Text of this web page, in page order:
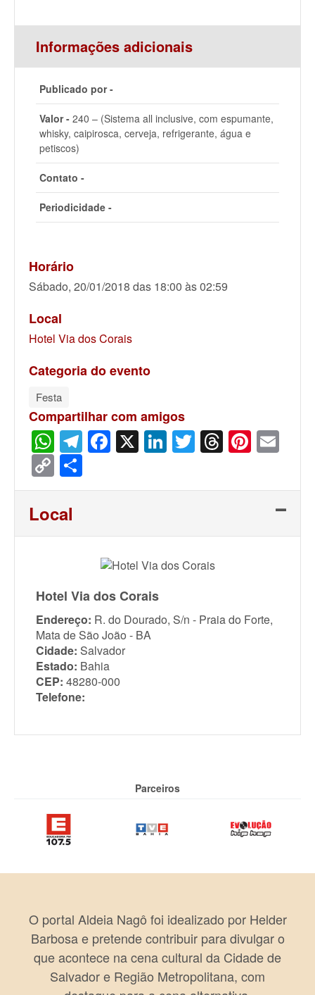
Informações adicionais
Publicado por -
Valor - 240 – (Sistema all inclusive, com espumante,
whisky, caipirosca, cerveja, refrigerante, água e
petiscos)
Contato -
Periodicidade -
Horário
Sábado, 20/01/2018 das 18:00 às 02:59
Local
Hotel Via dos Corais
Categoria do evento
Festa
Compartilhar com amigos
WhatsApp
Telegram
Facebook
X LinkedIn
Twitter
Threads
Copy
Link
Local
Hotel Via dos Corais
Endereço: R. do Dourado, S/n - Praia do Forte,
Mata de São João - BA
Cidade: Salvador
Estado: Bahia
CEP: 48280-000
Telefone:
Parceiros
O portal Aldeia Nagô foi idealizado por Helder
Barbosa e pretende contribuir para divulgar o
que acontece na cena cultural da Cidade de
Salvador e Região Metropolitana, com